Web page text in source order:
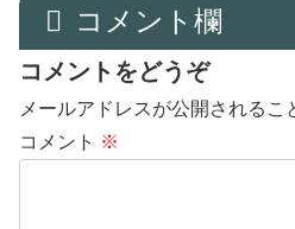
コメント欄
コメントをどうぞ
メールアドレスが公開されるこ
コメント ※